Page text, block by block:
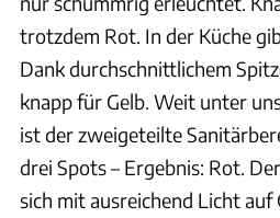
trotzdem Rot. In der Küche
Dank durchschnittlichem
knapp für Gelb. Weit unter
ist der zweigeteilte
drei Spots – Ergebnis: Rot.
sich mit ausreichend Licht auf